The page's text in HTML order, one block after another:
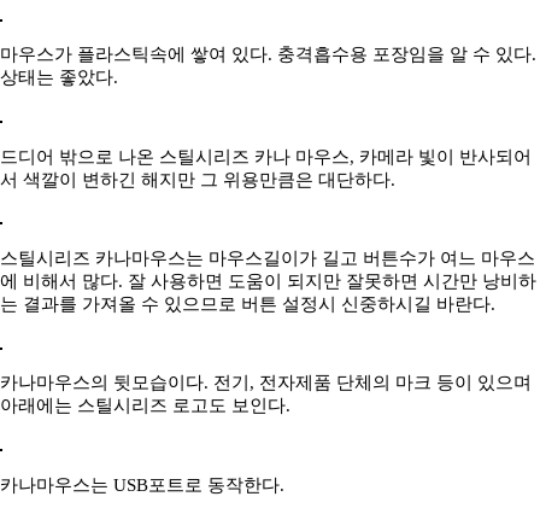
마우스가 플라스틱속에 쌓여 있다. 충격흡수용 포장임을 알 수 있다.
상태는 좋았다.
드디어 밖으로 나온 스틸시리즈 카나 마우스, 카메라 빛이 반사되어
서 색깔이 변하긴 해지만 그 위용만큼은 대단하다.
스틸시리즈 카나마우스는 마우스길이가 길고 버튼수가 여느 마우스
에 비해서 많다. 잘 사용하면 도움이 되지만 잘못하면 시간만 낭비하
는 결과를 가져올 수 있으므로 버튼 설정시 신중하시길 바란다.
카나마우스의 뒷모습이다. 전기, 전자제품 단체의 마크 등이 있으며
아래에는 스틸시리즈 로고도 보인다.
카나마우스는 USB포트로 동작한다.